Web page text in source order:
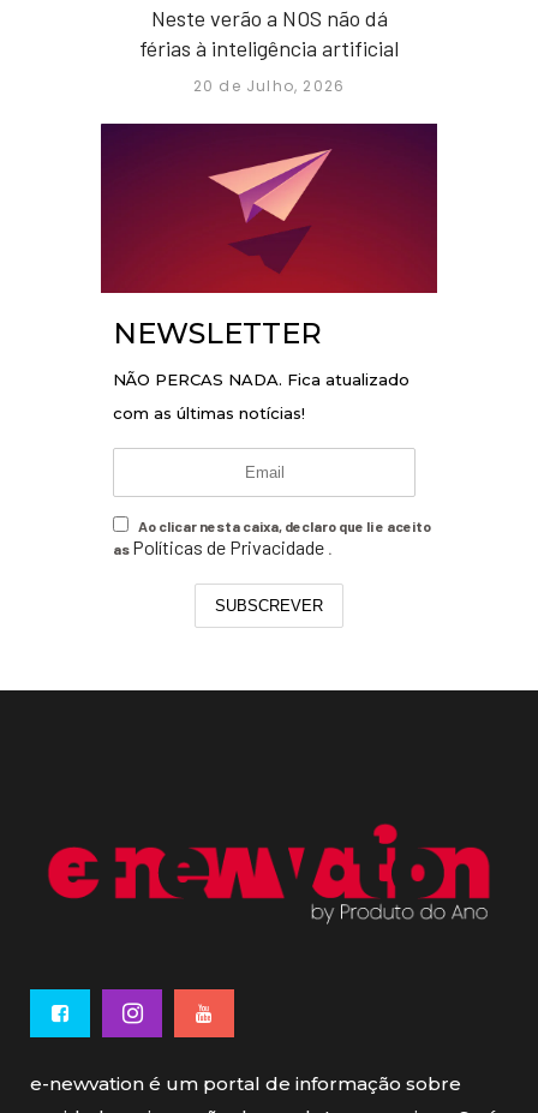
Neste verão a NOS não dá
férias à inteligência artificial
20 de Julho, 2026
NEWSLETTER
NÃO PERCAS NADA. Fica atualizado
com as últimas notícias!
Ao clicar nesta caixa, declaro que li e aceito
as Políticas de Privacidade
SUBSCREVER
e-newvation é um portal de informação sobre